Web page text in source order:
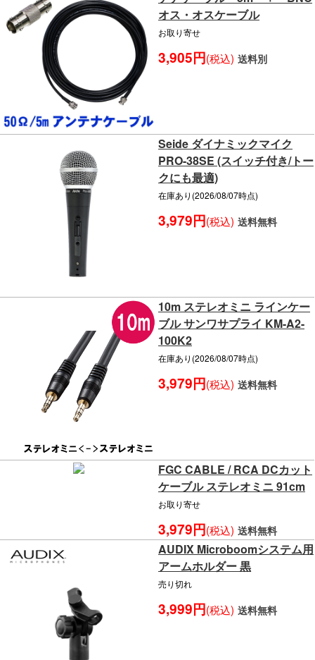
オス・オスケーブル
お取り寄せ
3,905円(税込) 送料別
Seide ダイナミックマイク
PRO-38SE (スイッチ付き/トー
クにも最適)
在庫あり(2026/08/07時点)
3,979円(税込) 送料無料
10m ステレオミニ ラインケー
ブル サンワサプライ KM-A2-
100K2
在庫あり(2026/08/07時点)
3,979円(税込) 送料無料
FGC CABLE / RCA DCカット
ケーブル ステレオミニ 91cm
お取り寄せ
3,979円(税込) 送料無料
AUDIX Microboomシステム用
アームホルダー 黒
売り切れ
3,999円(税込) 送料無料